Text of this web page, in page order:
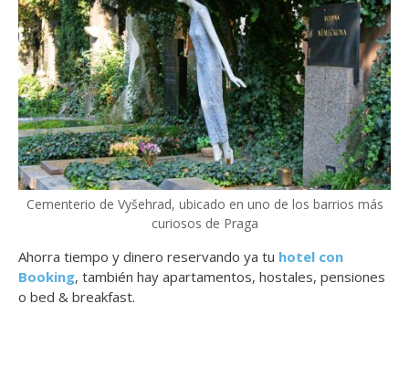
Cementerio de Vyšehrad, ubicado en uno de los barrios más
curiosos de Praga
Ahorra tiempo y dinero reservando ya tu hotel con
Booking, también hay apartamentos, hostales, pensiones
o bed & breakfast.